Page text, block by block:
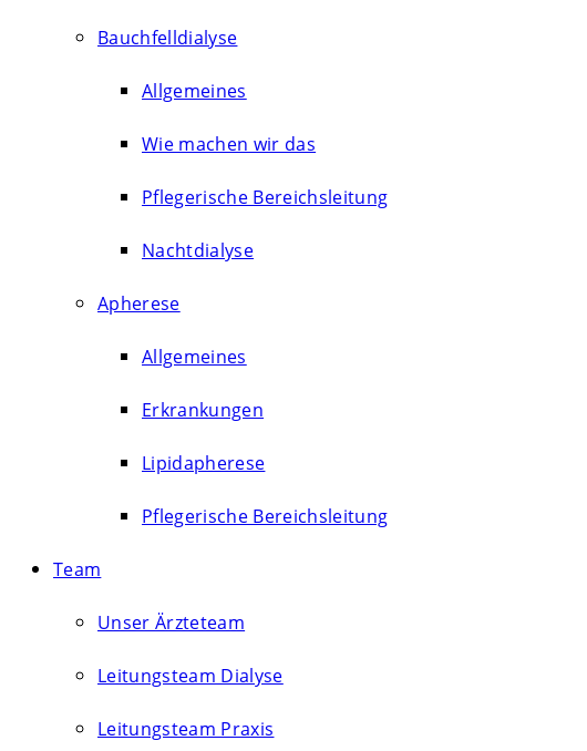
Bauchfelldialyse
Allgemeines
Wie machen wir das
Pflegerische Bereichsleitung
Nachtdialyse
Apherese
Allgemeines
Erkrankungen
Lipidapherese
Pflegerische Bereichsleitung
Team
Unser Ärzteteam
Leitungsteam Dialyse
Leitungsteam Praxis